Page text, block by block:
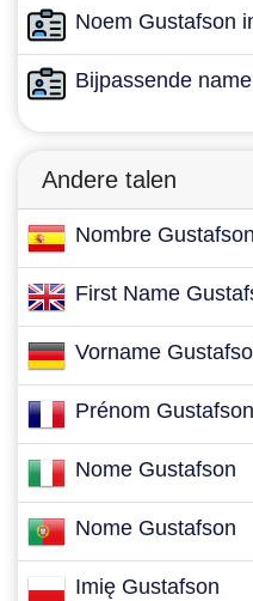
Noem Gustafson
Bijpassende
Andere talen
Nombre Gustafson
First Name
Vorname
Prénom Gustafson
Nome Gustafson
Nome Gustafson
Imię Gustafson